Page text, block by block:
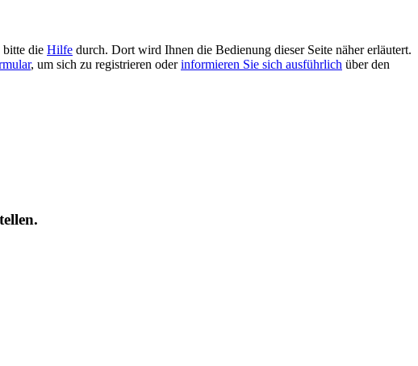
bitte die Hilfe durch. Dort wird Ihnen die Bedienung dieser Seite näher erläutert.
, um sich zu registrieren oderinformieren Sie sich ausführlich über den